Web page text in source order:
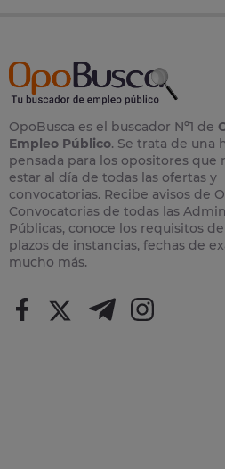
OpoBusca es el buscador Nº1 de
Empleo Público. Se trata de una
pensada para los opositores que
estar al día de todas las ofertas y
convocatorias. Recibe avisos de
Convocatorias de todas las
Públicas, conoce los requisitos
plazos de instancias, fechas de
mucho más.